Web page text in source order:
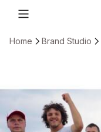
Home Brand Studio